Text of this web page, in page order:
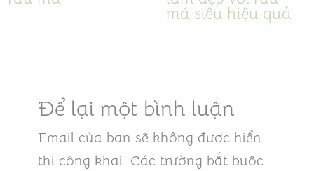
má siêu hiệu quả
Để lại một bình luận
Email của bạn sẽ không được hiển
thị công khai. Các trường bắt buộc